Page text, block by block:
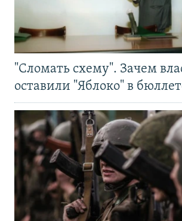
"Сломать схему". Зачем
оставили "Яблоко" в